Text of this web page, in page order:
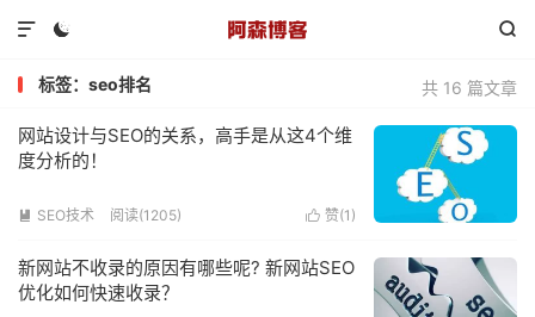
 

共 16 篇文章
标签：seo排名
网站设计与SEO的关系，高手是从这4个维
度分析的！
 赞(1 )
 SEO技术 阅读(1205)
新网站不收录的原因有哪些呢? 新网站SEO
优化如何快速收录？